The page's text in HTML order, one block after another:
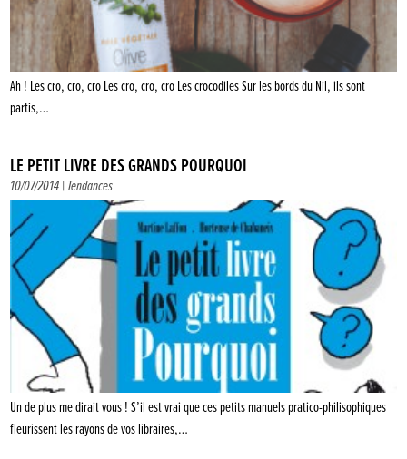
Ah ! Les cro, cro, cro Les cro, cro, cro Les crocodiles Sur les bords du Nil, ils sont
partis,…
LE PETIT LIVRE DES GRANDS POURQUOI
10/07/2014 |Tendances
Un de plus me dirait vous ! S’il est vrai que ces petits manuels pratico-philisophiques
fleurissent les rayons de vos libraires,…